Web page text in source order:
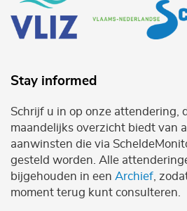
Stay informed
Schrijf u in op onze attendering,
maandelijks overzicht biedt van
aanwinsten die via
gesteld worden. Alle
bijgehouden in een Archief ,
moment terug kunt consulteren.